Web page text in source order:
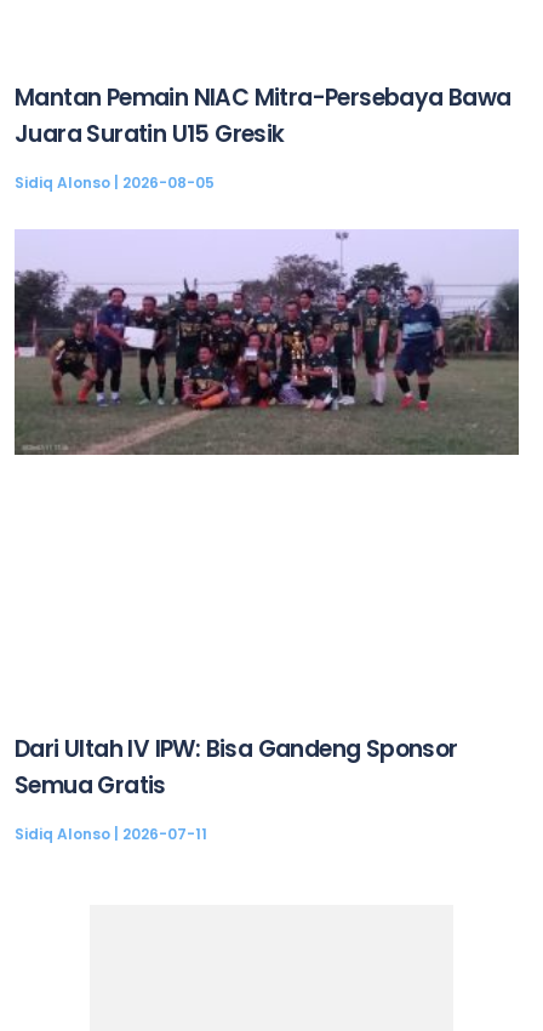
Mantan Pemain NIAC Mitra-Persebaya Bawa
Juara Suratin U15 Gresik
Sidiq Alonso 2026-08-05
Dari Ultah IV IPW: Bisa Gandeng Sponsor
Semua Gratis
Sidiq Alonso 2026-07-11